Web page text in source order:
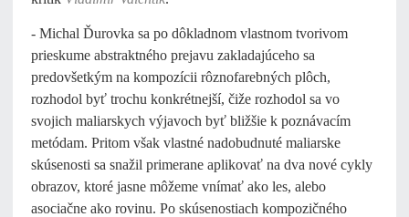
- Michal Ďurovka sa po dôkladnom vlastnom tvorivom
prieskume abstraktného prejavu zakladajúceho sa
predovšetkým na kompozícii rôznofarebných plôch,
rozhodol byť trochu konkrétnejší, čiže rozhodol sa vo
svojich maliarskych výjavoch byť bližšie k poznávacím
metódam. Pritom však vlastné nadobudnuté maliarske
skúsenosti sa snažil primerane aplikovať na dva nové cykly
obrazov, ktoré jasne môžeme vnímať ako les, alebo
asociačne ako rovinu. Po skúsenostiach kompozičného